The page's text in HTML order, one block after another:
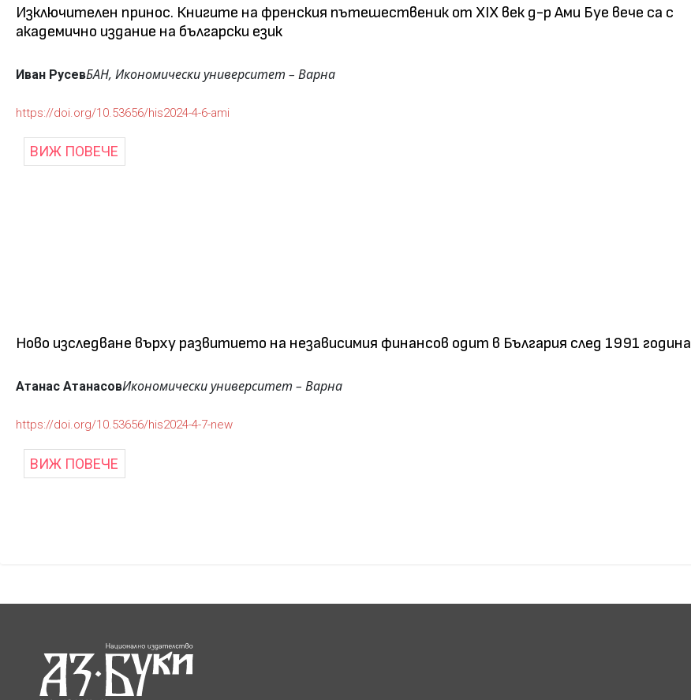
Изключителен принос. Книгите на френския пътешественик от XIX век д-р Ами Буе вече са с
академично издание на български език
Иван РусевБАН, Икономически университет – Варна
https://doi.org/10.53656/his2024-4-6-ami
ВИЖ ПОВЕЧЕ
Ново изследване върху развитието на независимия финансов одит в България след 1991 година
Атанас АтанасовИкономически университет – Варна
https://doi.org/10.53656/his2024-4-7-new
ВИЖ ПОВЕЧЕ